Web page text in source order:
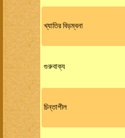
খ্যাতির বিড়ম্বনা
গুরুবাক্য
চিন্তাশীল